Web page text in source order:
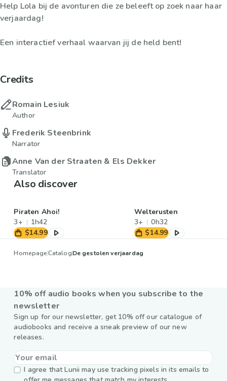
Help Lola bij de avonturen die ze beleeft op zoek naar haar
verjaardag!
Een interactief verhaal waarvan jij de held bent!
Credits
Romain Lesiuk
Author
Frederik Steenbrink
Narrator
Anne Van der Straaten & Els Dekker
Translator
Also discover
Piraten Ahoi!
3+
1h42
$14.99
Welterusten
3+
0h32
$14.99
HomepageCatalogDe gestolen verjaardag
10% off audio books when you subscribe to the
newsletter
Sign up for our newsletter, get 10% off our catalogue of
audiobooks and receive a sneak preview of our new
releases.
I agree that Lunii may use tracking pixels in its emails to